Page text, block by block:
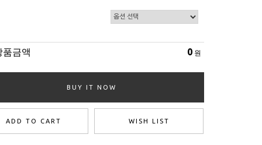
품금액 0 원
BUY IT NOW
ADD TO CART WISH LIST